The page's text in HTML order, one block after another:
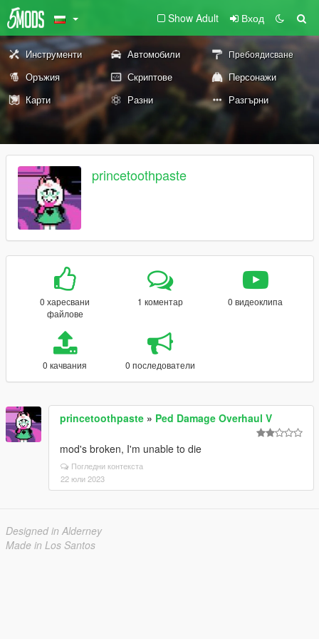
Show Adult Вход
Инструменти Автомобили Пребоядисване
Оръжия Скриптове
Персонажи
Карти
Разни Разгърни
princetoothpaste
0 харесвани
файлове
1 коментар 0 видеоклипа
0 качвания 0 последователи
princetoothpaste » Ped Damage Overhaul V
mod's broken, I'm unable to die
Погледни контекста
22 юли 2023
Designed in Alderney
Made in Los Santos